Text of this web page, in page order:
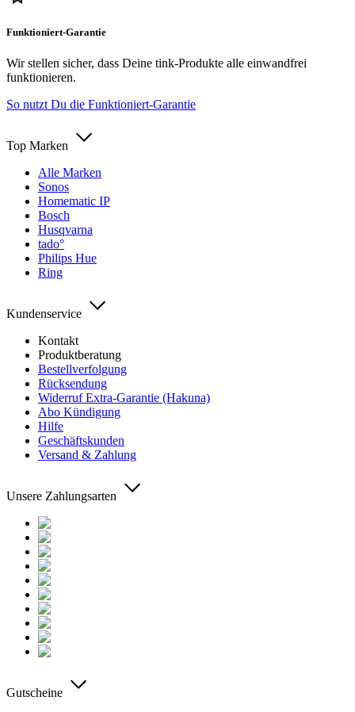
Funktioniert-Garantie
Wir stellen sicher, dass Deine tink-Produkte alle einwandfrei
funktionieren.
So nutzt Du die Funktioniert-Garantie
Top Marken
Alle Marken
Sonos
Homematic IP
Bosch
Husqvarna
tado°
Philips Hue
Ring
Kundenservice
Kontakt
Produktberatung
Bestellverfolgung
Rücksendung
Widerruf Extra-Garantie (Hakuna)
Abo Kündigung
Hilfe
Geschäftskunden
Versand & Zahlung
Unsere Zahlungsarten
Gutscheine